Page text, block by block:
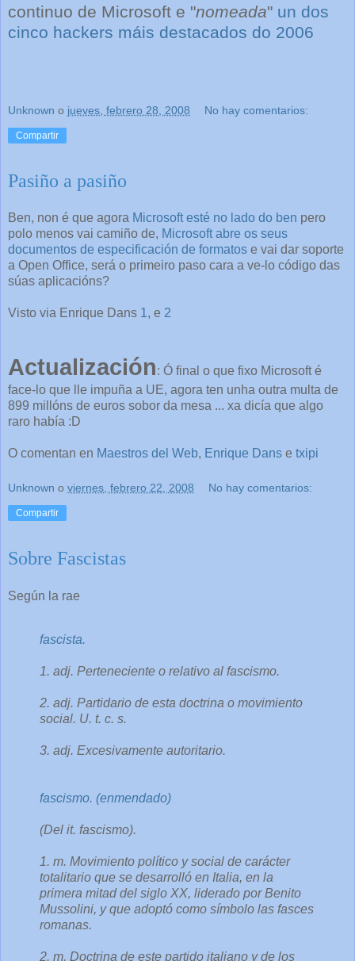
continuo de Microsoft e "nomeada" un dos
cinco hackers máis destacados do 2006
Unknown o jueves, febrero 28, 2008 No hay comentarios:
Compartir
Pasiño a pasiño
Ben, non é que agora Microsoft esté no lado do ben pero
polo menos vai camiño de, Microsoft abre os seus
documentos de especificación de formatos e vai dar soporte
a Open Office, será o primeiro paso cara a ve-lo código das
súas aplicacións?
Visto via Enrique Dans 1, e 2
Actualización: Ó final o que fixo Microsoft é
face-lo que lle impuña a UE, agora ten unha outra multa de
899 millóns de euros sobor da mesa ... xa dicía que algo
raro había :D
O comentan en Maestros del Web, Enrique Dans e txipi
Unknown o viernes, febrero 22, 2008 No hay comentarios:
Compartir
Sobre Fascistas
Según la rae
fascista.
1. adj. Perteneciente o relativo al fascismo.
2. adj. Partidario de esta doctrina o movimiento
social. U. t. c. s.
3. adj. Excesivamente autoritario.
fascismo. (enmendado)
(Del it. fascismo).
1. m. Movimiento político y social de carácter
totalitario que se desarrolló en Italia, en la
primera mitad del siglo XX, liderado por Benito
Mussolini, y que adoptó como símbolo las fasces
romanas.
2. m. Doctrina de este partido italiano y de los